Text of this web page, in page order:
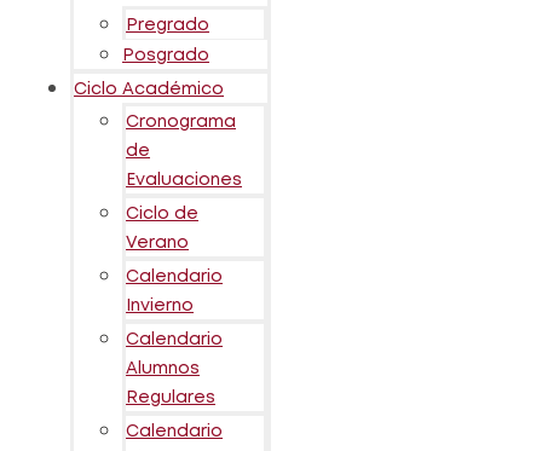
Pregrado
Posgrado
Ciclo Académico
Cronograma
de
Evaluaciones
Ciclo de
Verano
Calendario
Invierno
Calendario
Alumnos
Regulares
Calendario